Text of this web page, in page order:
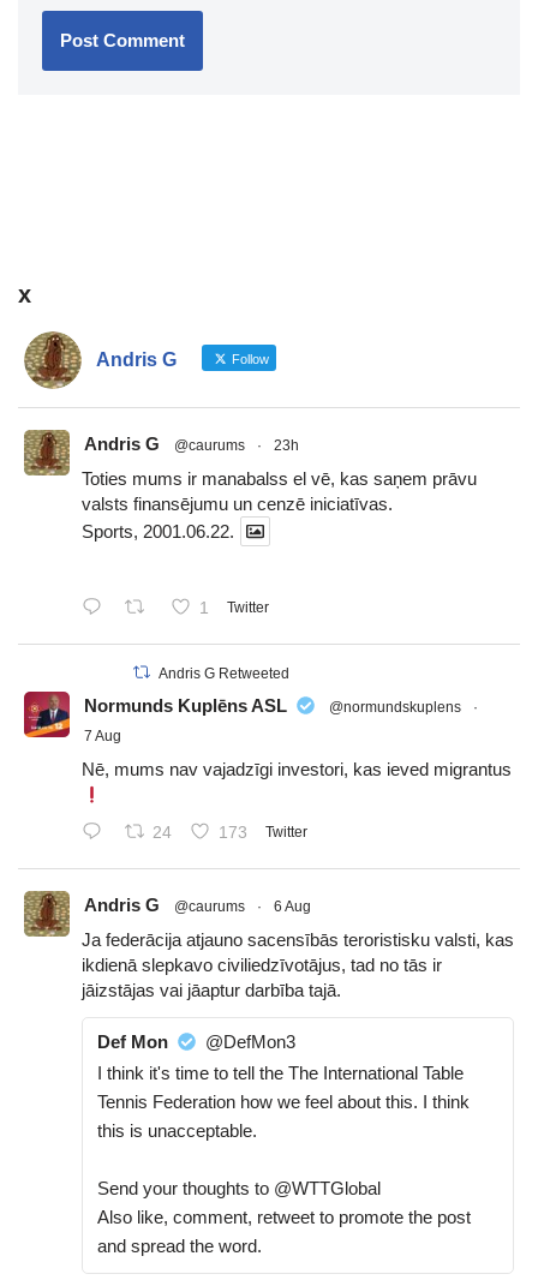
x
Andris G Follow
Andris G @caurums · 23h
Toties mums ir manabalss el vē, kas saņem prāvu
valsts finansējumu un cenzē iniciatīvas.
Sports, 2001.06.22.
1 Twitter
Andris G Retweeted
Normunds Kuplēns ASL @normundskuplens
·
7 Aug
Nē, mums nav vajadzīgi investori, kas ieved migrantus
24 173 Twitter
Andris G @caurums · 6 Aug
Ja federācija atjauno sacensībās teroristisku valsti, kas
ikdienā slepkavo civiliedzīvotājus, tad no tās ir
jāizstājas vai jāaptur darbība tajā.
Def Mon
@DefMon3
I think it's time to tell the The International Table
Tennis Federation how we feel about this. I think
this is unacceptable.
Send your thoughts to @WTTGlobal
Also like, comment, retweet to promote the post
and spread the word.